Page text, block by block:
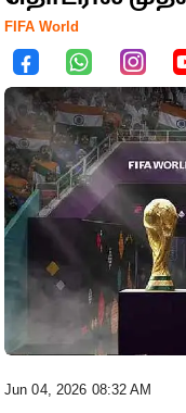
FIFA World
Jun 04, 2026 08:32 AM